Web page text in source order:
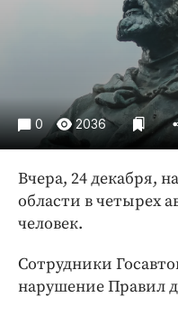
Образование
Общество
Праздники
Происшествия
Спорт
Экономика и
Издания
0 2036
Вчера, 24 декабря,
области в четырех
человек.
Сотрудники
нарушение Правил